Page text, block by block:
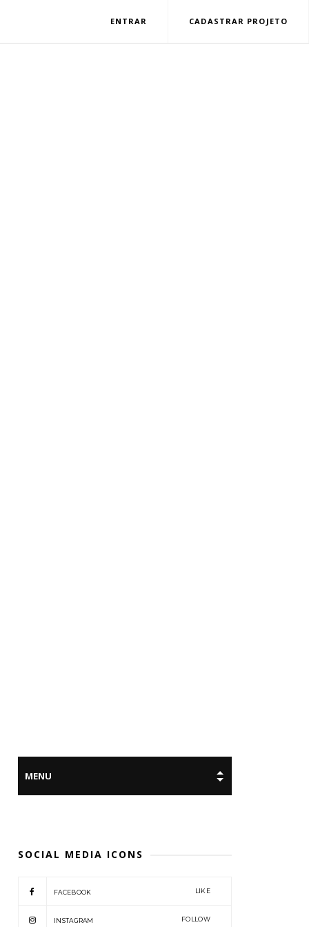
ENTRAR CADASTRAR PROJETO
SOCIAL MEDIA ICONS
FACEBOOK LIKE
INSTAGRAM FOLLOW